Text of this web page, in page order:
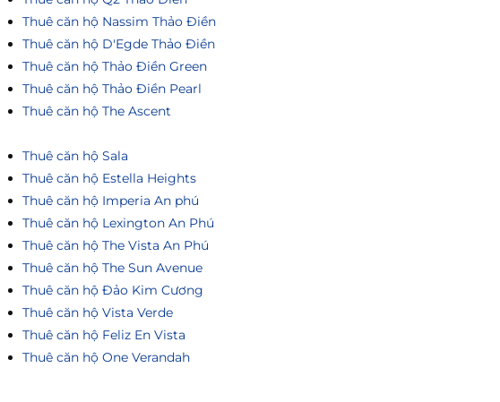
Thuê căn hộ Nassim Thảo Điền
Thuê căn hộ D'Egde Thảo Điền
Thuê căn hộ Thảo Điền Green
Thuê căn hộ Thảo Điền Pearl
Thuê căn hộ The Ascent
Thuê căn hộ Sala
Thuê căn hộ Estella Heights
Thuê căn hộ Imperia An phú
Thuê căn hộ Lexington An Phú
Thuê căn hộ The Vista An Phú
Thuê căn hộ The Sun Avenue
Thuê căn hộ Đảo Kim Cương
Thuê căn hộ Vista Verde
Thuê căn hộ Feliz En Vista
Thuê căn hộ One Verandah